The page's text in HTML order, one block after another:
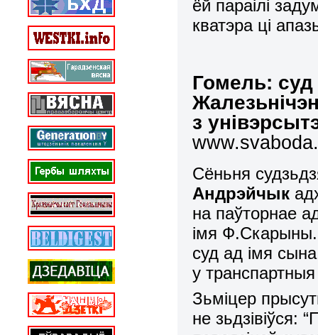
ёй параілі
кватэра ці
Гомель: суд
з
Сёньня
Андрэйчык
на паўторнае
імя
суд ад імя
у
Зьміцер
не зьдзівіўся: